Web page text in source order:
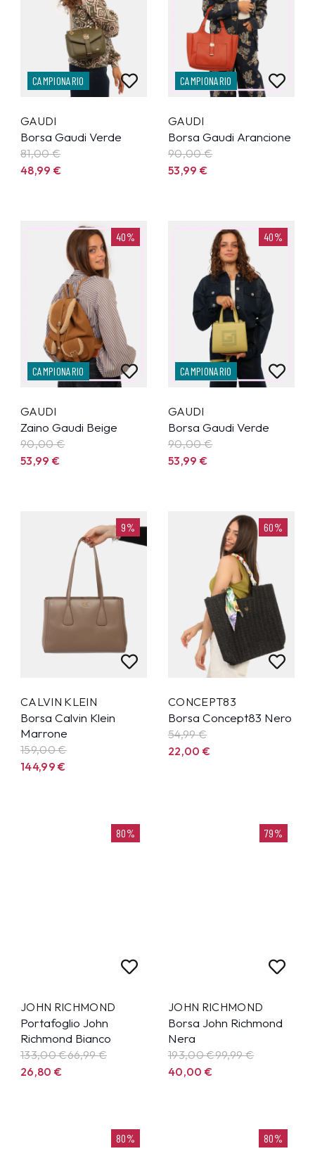
CAMPIONARIO
GAUDI
Borsa Gaudi Verde
81,00 €
48,99€
CAMPIONARIO
GAUDI
Borsa Gaudi Arancione
90,00 €
53,99€
40%
CAMPIONARIO
GAUDI
Zaino Gaudi Beige
90,00 €
53,99€
40%
CAMPIONARIO
GAUDI
Borsa Gaudi Verde
90,00 €
53,99€
9%
CALVIN KLEIN
Borsa Calvin Klein
Marrone
159,00 €
144,99€
60%
CONCEPT83
Borsa Concept83 Nero
54,99€
22,00€
80%
JOHN RICHMOND
Portafoglio John
Richmond Bianco
133,00 €66,99€
26,80€
79%
JOHN RICHMOND
Borsa John Richmond
Nera
193,00 €99,99€
40,00€
80% 80%